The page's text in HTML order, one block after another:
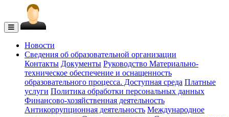
Новости
Сведения об образовательной организации
Контакты Документы Руководство Материально-
техническое обеспечение и оснащенность
образовательного процесса. Доступная среда Платные
услуги Политика обработки персональных данных
Финансово-хозяйственная деятельность
Антикоррупционная деятельность Международное